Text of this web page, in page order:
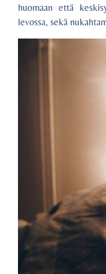
huomaan että
levossa, sekä